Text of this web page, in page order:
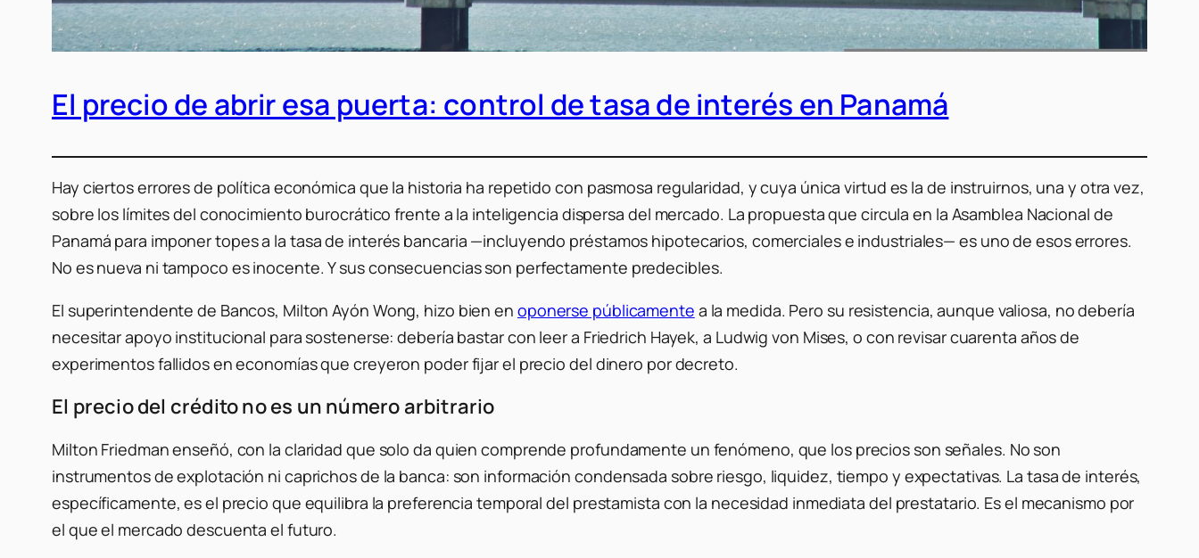
El precio de abrir esa puerta: control de tasa de interés en Panamá
Hay ciertos errores de política económica que la historia ha repetido con pasmosa regularidad, y cuya única virtud es la de instruirnos, una y otra vez,
sobre los límites del conocimiento burocrático frente a la inteligencia dispersa del mercado. La propuesta que circula en la Asamblea Nacional de
Panamá para imponer topes a la tasa de interés bancaria —incluyendo préstamos hipotecarios, comerciales e industriales— es uno de esos errores.
No es nueva ni tampoco es inocente. Y sus consecuencias son perfectamente predecibles.
El superintendente de Bancos, Milton Ayón Wong, hizo bien en oponerse públicamente a la medida. Pero su resistencia, aunque valiosa, no debería
necesitar apoyo institucional para sostenerse: debería bastar con leer a Friedrich Hayek, a Ludwig von Mises, o con revisar cuarenta años de
experimentos fallidos en economías que creyeron poder fijar el precio del dinero por decreto.
El precio del crédito no es un número arbitrario
Milton Friedman enseñó, con la claridad que solo da quien comprende profundamente un fenómeno, que los precios son señales. No son
instrumentos de explotación ni caprichos de la banca: son información condensada sobre riesgo, liquidez, tiempo y expectativas. La tasa de interés,
específicamente, es el precio que equilibra la preferencia temporal del prestamista con la necesidad inmediata del prestatario. Es el mecanismo por
el que el mercado descuenta el futuro.